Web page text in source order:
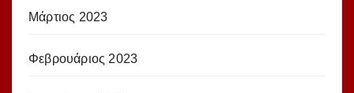
Μάρτιος 2023
Φεβρουάριος 2023